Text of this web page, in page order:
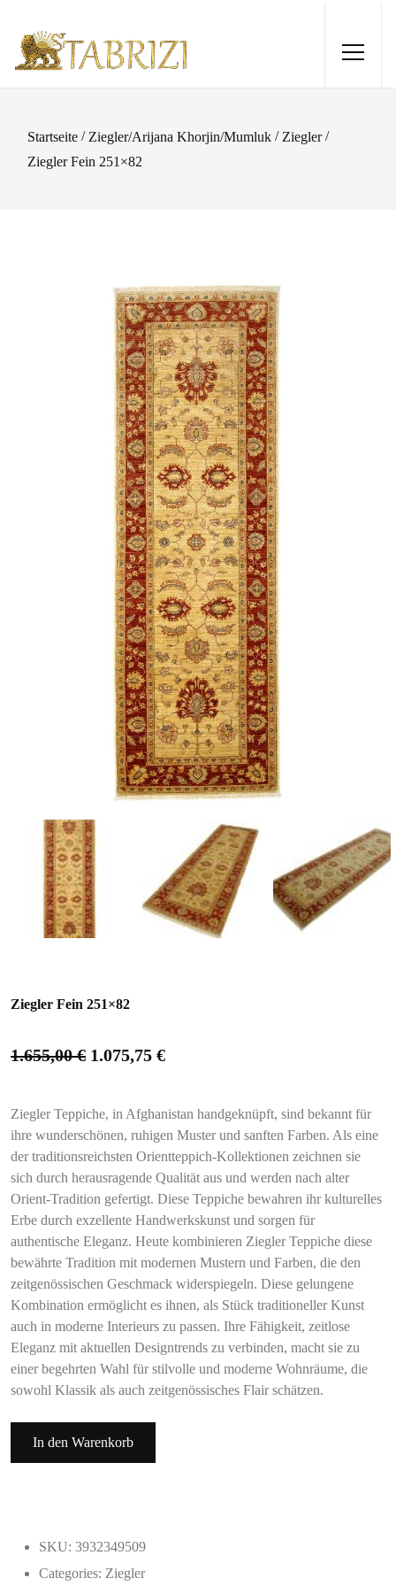
Startseite / Ziegler/Arijana Khorjin/Mumluk / Ziegler/
Ziegler Fein 251×82
Ziegler Fein 251×82
1.655,00€ 1.075,75 €
Ziegler Teppiche, in Afghanistan handgeknüpft, sind bekannt für
ihre wunderschönen, ruhigen Muster und sanften Farben. Als eine
der traditionsreichsten Orientteppich-Kollektionen zeichnen sie
sich durch herausragende Qualität aus und werden nach alter
Orient-Tradition gefertigt. Diese Teppiche bewahren ihr kulturelles
Erbe durch exzellente Handwerkskunst und sorgen für
authentische Eleganz. Heute kombinieren Ziegler Teppiche diese
bewährte Tradition mit modernen Mustern und Farben, die den
zeitgenössischen Geschmack widerspiegeln. Diese gelungene
Kombination ermöglicht es ihnen, als Stück traditioneller Kunst
auch in moderne Interieurs zu passen. Ihre Fähigkeit, zeitlose
Eleganz mit aktuellen Designtrends zu verbinden, macht sie zu
einer begehrten Wahl für stilvolle und moderne Wohnräume, die
sowohl Klassik als auch zeitgenössisches Flair schätzen.
In den Warenkorb
SKU: 3932349509
Categories: Ziegler
Nain 9La Sherkat 200x200
3.585,00€ +